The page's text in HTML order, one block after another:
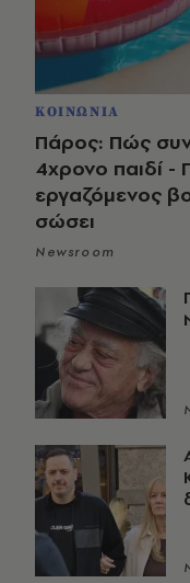
ΚΟΙΝΩΝΙΑ
Πάρος: Πώς
4χρονο παιδί -
εργαζόμενος
σώσει
Newsroom